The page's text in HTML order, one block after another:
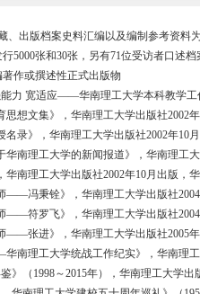
出版档案史料汇编以及编制参考资料
5000张和30张，另有71位受访者口述
作或撰述性正式出版物
力 宽适应——华南理工大学本科教学
思想文集》，华南理工大学出版社2002
名录》，华南理工大学出版社2002年10
华南理工大学的新闻报道》，华南理工
华南理工大学出版社2002年10月出版，
——冯秉铨》，华南理工大学出版社2004
——符罗飞》，华南理工大学出版社2004
——张进》，华南理工大学出版社2005年
南理工大学统战工作纪实》，华南理
》（1998～2015年），华南理工大学出